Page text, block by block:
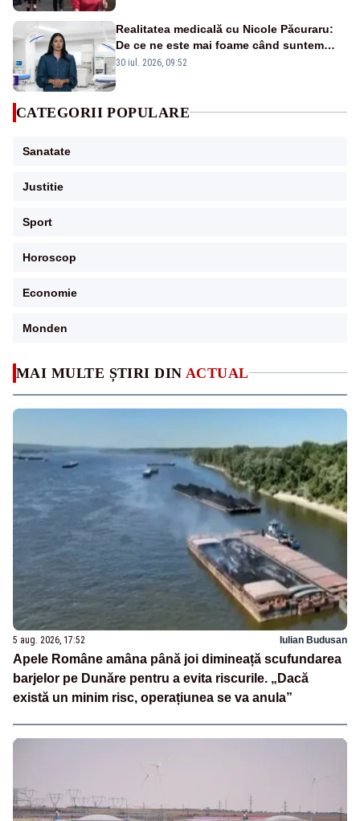
MAI MULTE ȘTIRI DIN ACTUAL
5 aug. 2026, 17:52 Iulian Budusan
Apele Române amâna până joi dimineață scufundarea
barjelor pe Dunăre pentru a evita riscurile. „Dacă
există un minim risc, operațiunea se va anula”
Realitatea medicală cu Nicole Păcuraru:
De ce ne este mai foame când suntem
obosiți?
30 iul. 2026, 09:52
CATEGORII POPULARE
Sanatate
Justitie
Sport
Horoscop
Economie
Monden